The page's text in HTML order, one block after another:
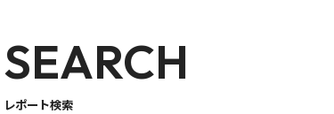
SEARCH
レポート検索